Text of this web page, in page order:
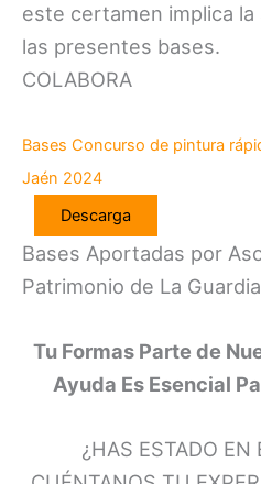
este certamen implica
las presentes bases.
COLABORA
Bases Concurso de pintura
Jaén 2024
Descarga
Bases Aportadas por
Patrimonio de La
Tu Formas Parte de
Ayuda Es Esencial
¿HAS ESTADO EN